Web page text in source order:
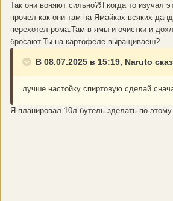
Так они воняют сильно?Я когда то изучал
прочел как они там на Ямайках всяких
перехотел рома.Там в ямы и очистки и
бросают.Ты на картофеле выращиваеш?
В 08.07.2025 в 15:19, Naruto
лучше настойку спиртовую сделай
Я планировал 10л.бутель зделать по этому